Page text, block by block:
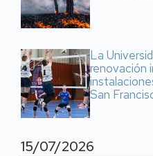
La
renovación
San
15/07/2026